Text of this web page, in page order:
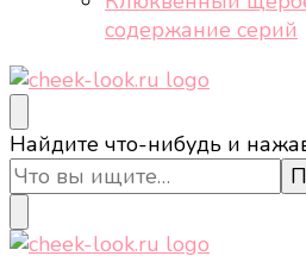
содержание серий
cheek-look.ru
Женский сайт о звездах и
здоровом образе жизни,
еде.
Ищите
что-
то?
Найдите что-нибудь и